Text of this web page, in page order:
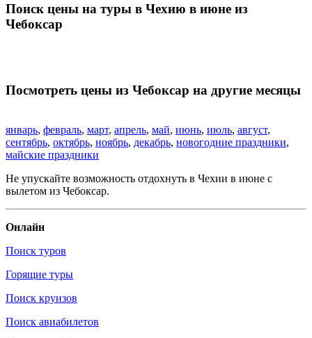
Поиск цены на туры в Чехию в июне из
Чебоксар
Посмотреть цены из Чебоксар на другие месяцы
январь, февраль, март, апрель, май, июнь, июль, август,
сентябрь, октябрь, ноябрь, декабрь, новогодние праздники,
майские праздники
Не упускайте возможность отдохнуть в Чехии в июне с
вылетом из Чебоксар.
Онлайн
Поиск туров
Горящие туры
Поиск круизов
Поиск авиабилетов